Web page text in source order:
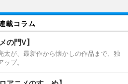
載コラム
の門V】
太が、最新作から懐かしの作品まで、独
プ。